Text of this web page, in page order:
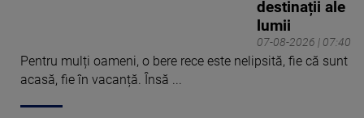
07-08-2026 | 07:40
destinații ale
lumii
Pentru mulți oameni, o bere rece este nelipsită, fie că sunt
acasă, fie în vacanță. Însă ...